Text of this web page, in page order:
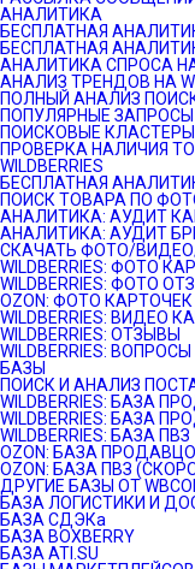
АНАЛИТИКА
БЕСПЛАТНАЯ
БЕСПЛАТНАЯ
АНАЛИТИКА СПРОСА НА
АНАЛИЗ ТРЕНДОВ НА
ПОЛНЫЙ АНАЛИЗ
ПОПУЛЯРНЫЕ ЗАПРОСЫ
ПОИСКОВЫЕ КЛАСТЕРЫ
ПРОВЕРКА НАЛИЧИЯ
WILDBERRIES
БЕСПЛАТНАЯ
ПОИСК ТОВАРА ПО
АНАЛИТИКА: АУДИТ
АНАЛИТИКА: АУДИТ
СКАЧАТЬ ФОТО/
WILDBERRIES: ФОТО
WILDBERRIES: ФОТО
OZON: ФОТО КАРТОЧЕК
WILDBERRIES: ВИДЕО
WILDBERRIES: ОТЗЫВЫ
WILDBERRIES: ВОПРОСЫ
БАЗЫ
ПОИСК И АНАЛИЗ
WILDBERRIES: БАЗА
WILDBERRIES: БАЗА
WILDBERRIES: БАЗА ПВЗ
OZON: БАЗА
OZON: БАЗА ПВЗ
ДРУГИЕ БАЗЫ ОТ
БАЗА ЛОГИСТИКИ И
БАЗА СДЭКа
БАЗА BOXBERRY
БАЗА ATI.SU